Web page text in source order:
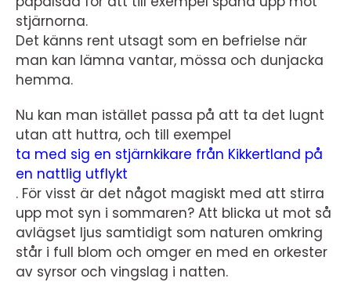
stjärnorna.
Det känns rent utsagt som en befrielse när
man kan lämna vantar, mössa och dunjacka
hemma.
Nu kan man istället passa på att ta det lugnt
utan att huttra, och till exempel
ta med sig en stjärnkikare från Kikkertland på
en nattlig utflykt
. För visst är det något magiskt med att stirra
upp mot syn i sommaren? Att blicka ut mot så
avlägset ljus samtidigt som naturen omkring
står i full blom och omger en med en orkester
av syrsor och vingslag i natten.